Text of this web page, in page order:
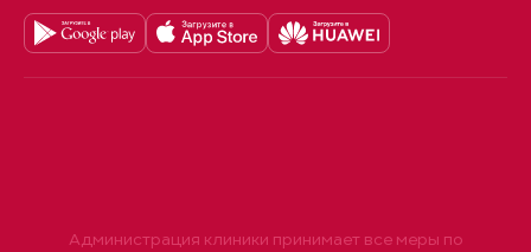
Администрация клиники принимает все меры по